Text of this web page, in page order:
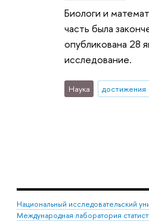
Биологи и
часть была
опубликована 28
исследование.
Наука достижения
Национальный исследовательский
Международная лаборатория